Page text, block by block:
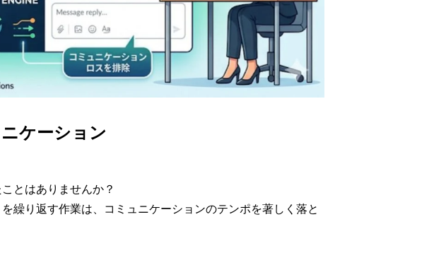
ケーション
とはありませんか？
繰り返す作業は、コミュニケーションのテンポを著しく落と